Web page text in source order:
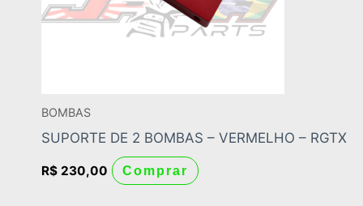
BOMBAS
SUPORTE DE 2 BOMBAS – VERMELHO – RGTX
R$ 230,00 Comprar